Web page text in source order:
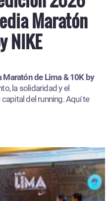
Maratón
NIKE
Maratón de Lima & 10K by
la solidaridad y el
del running. Aquí te